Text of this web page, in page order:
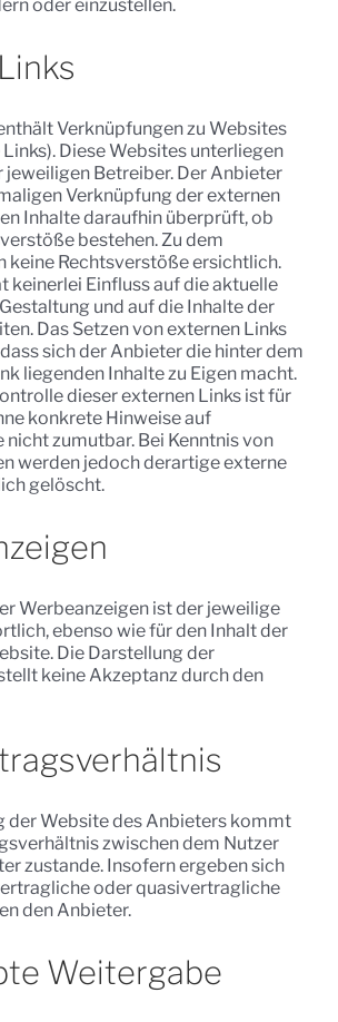
oder einzustellen.
Verknüpfungen zu Websites
Diese Websites unterliegen
jeweiligen Betreiber. Der Anbieter
Verknüpfung der externen
Inhalte daraufhin überprüft, ob
bestehen. Zu dem
keine Rechtsverstöße ersichtlich.
keinerlei Einfluss auf die aktuelle
und auf die Inhalte der
Das Setzen von externen Links
sich der Anbieter die hinter dem
liegenden Inhalte zu Eigen macht.
dieser externen Links ist für
konkrete Hinweise auf
zumutbar. Bei Kenntnis von
werden jedoch derartige externe
gelöscht.
Werbeanzeigen ist der jeweilige
ebenso wie für den Inhalt der
Die Darstellung der
keine Akzeptanz durch den
der Website des Anbieters kommt
zwischen dem Nutzer
zustande. Insofern ergeben sich
oder quasivertragliche
den Anbieter.
Weitergabe